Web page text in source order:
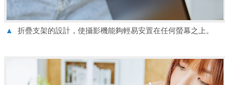
▲ 折疊支架的設計，使攝影機能夠輕易安置在任何螢幕之上。